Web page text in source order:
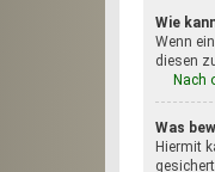
Wie
Wenn
diesen
Nach
Was
Hiermit